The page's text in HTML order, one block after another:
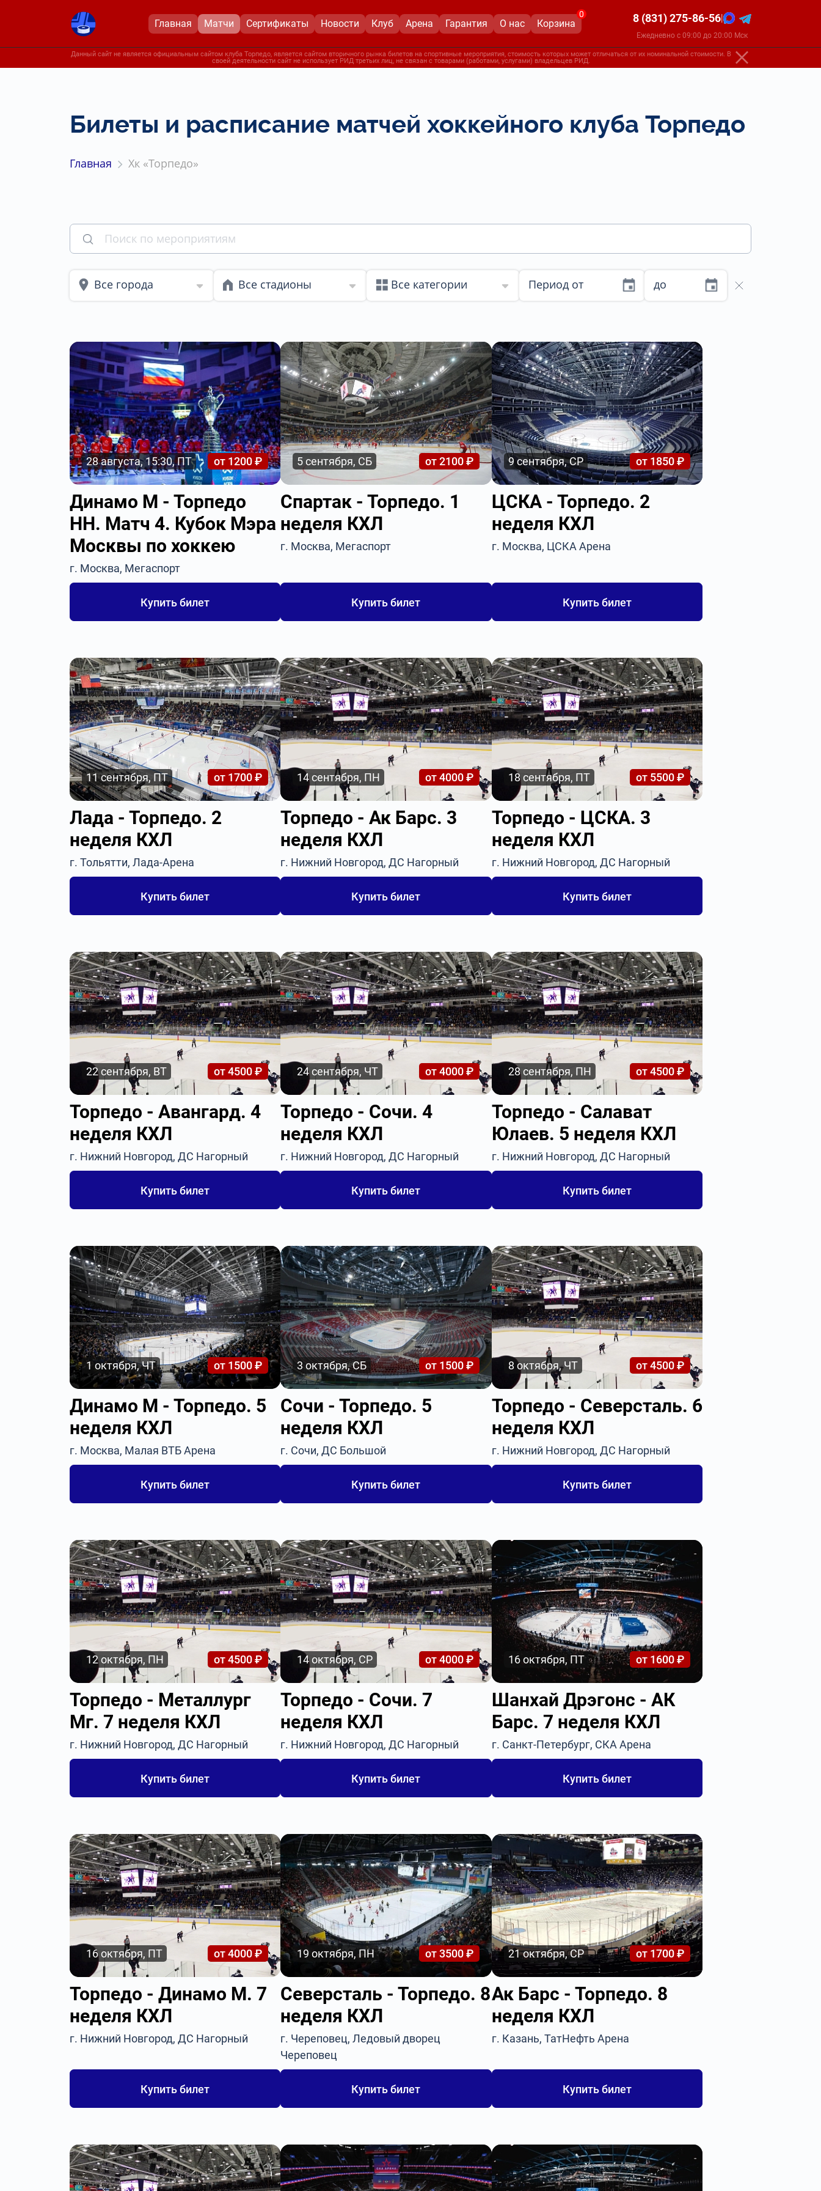
Главная Матчи Сертификаты Новости Клуб Арена Гарантия О нас Корзина
0 8 (831) 275-86-56|
Ежедневно с 09:00 до 20:00 Мск
Данный сайт не является официальным сайтом клуба Торпедо, является сайтом вторичного рынка билетов на спортивные мероприятия, стоимость которых может отличаться от их номинальной стоимости. В
своей деятельности сайт не использует РИД третьих лиц, не связан с товарами (работами, услугами) владельцев РИД.
Билеты и расписание матчей хоккейного клуба Торпедо
Главная Хк «Торпедо»
Все города Все стадионы Все категории Период от до
28 августа, 15:30, ПТ от 1200 ₽
Динамо М - Торпедо
НН. Матч 4. Кубок Мэра
Москвы по хоккею
г. Москва, Мегаспорт
Купить билет
5 сентября, СБ от 2100 ₽
Спартак - Торпедо. 1
неделя КХЛ
г. Москва, Мегаспорт
Купить билет
9 сентября, СР от 1850 ₽
ЦСКА - Торпедо. 2
неделя КХЛ
г. Москва, ЦСКА Арена
Купить билет
11 сентября, ПТ от 1700 ₽
Лада - Торпедо. 2
неделя КХЛ
г. Тольятти, Лада-Арена
Купить билет
14 сентября, ПН от 4000 ₽
Торпедо - Ак Барс. 3
неделя КХЛ
г. Нижний Новгород, ДС Нагорный
Купить билет
18 сентября, ПТ от 5500 ₽
Торпедо - ЦСКА. 3
неделя КХЛ
г. Нижний Новгород, ДС Нагорный
Купить билет
22 сентября, ВТ от 4500 ₽
Торпедо - Авангард. 4
неделя КХЛ
г. Нижний Новгород, ДС Нагорный
Купить билет
24 сентября, ЧТ от 4000 ₽
Торпедо - Сочи. 4
неделя КХЛ
г. Нижний Новгород, ДС Нагорный
Купить билет
28 сентября, ПН от 4500 ₽
Торпедо - Салават
Юлаев. 5 неделя КХЛ
г. Нижний Новгород, ДС Нагорный
Купить билет
1 октября, ЧТ от 1500 ₽
Динамо М - Торпедо. 5
неделя КХЛ
г. Москва, Малая ВТБ Арена
Купить билет
3 октября, СБ от 1500 ₽
Сочи - Торпедо. 5
неделя КХЛ
г. Сочи, ДС Большой
Купить билет
8 октября, ЧТ от 4500 ₽
Торпедо - Северсталь. 6
неделя КХЛ
г. Нижний Новгород, ДС Нагорный
Купить билет
12 октября, ПН от 4500 ₽
Торпедо - Металлург
Мг. 7 неделя КХЛ
г. Нижний Новгород, ДС Нагорный
Купить билет
14 октября, СР от 4000 ₽
Торпедо - Сочи. 7
неделя КХЛ
г. Нижний Новгород, ДС Нагорный
Купить билет
16 октября, ПТ от 1600 ₽
Шанхай Дрэгонс - АК
Барс. 7 неделя КХЛ
г. Санкт-Петербург, СКА Арена
Купить билет
16 октября, ПТ от 4000 ₽
Торпедо - Динамо М. 7
неделя КХЛ
г. Нижний Новгород, ДС Нагорный
Купить билет
19 октября, ПН от 3500 ₽
Северсталь - Торпедо. 8
неделя КХЛ
г. Череповец, Ледовый дворец
Череповец
Купить билет
21 октября, СР от 1700 ₽
Ак Барс - Торпедо. 8
неделя КХЛ
г. Казань, ТатНефть Арена
Купить билет